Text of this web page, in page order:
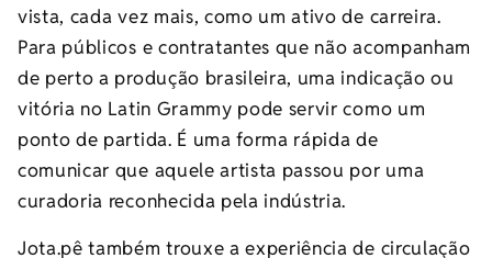
vista, cada vez mais, como um ativo de carreira.
Para públicos e contratantes que não acompanham
de perto a produção brasileira, uma indicação ou
vitória no Latin Grammy pode servir como um
ponto de partida. É uma forma rápida de
comunicar que aquele artista passou por uma
curadoria reconhecida pela indústria.
Jota.pê também trouxe a experiência de circulação